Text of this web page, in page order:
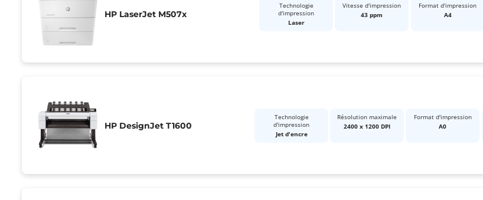
HP LaserJet M507x
Technologie
d'impression
Laser
Vitesse d'impression
43 ppm
Format d'impression
A4
HP DesignJet T1600
Technologie
d'impression
Jet d'encre
Résolution maximale
2400 x 1200 DPI
Format d'impression
A0